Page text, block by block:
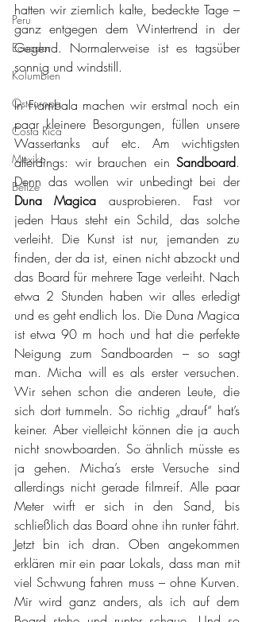
Peru
Ecuador
Kolumbien
Osteuropa
Costa Rica
Mexiko
Belize
hatten wir ziemlich kalte, bedeckte Tage –
ganz entgegen dem Wintertrend in der
Gegend. Normalerweise ist es tagsüber
sonnig und windstill.
In Fiambala machen wir erstmal noch ein
paar kleinere Besorgungen, füllen unsere
Wassertanks auf etc. Am wichtigsten
allerdings: wir brauchen ein Sandboard.
Denn das wollen wir unbedingt bei der
Duna Magica ausprobieren. Fast vor
jeden Haus steht ein Schild, das solche
verleiht. Die Kunst ist nur, jemanden zu
finden, der da ist, einen nicht abzockt und
das Board für mehrere Tage verleiht. Nach
etwa 2 Stunden haben wir alles erledigt
und es geht endlich los. Die Duna Magica
ist etwa 90 m hoch und hat die perfekte
Neigung zum Sandboarden – so sagt
man. Micha will es als erster versuchen.
Wir sehen schon die anderen Leute, die
sich dort tummeln. So richtig „drauf“ hat’s
keiner. Aber vielleicht können die ja auch
nicht snowboarden. So ähnlich müsste es
ja gehen. Micha’s erste Versuche sind
allerdings nicht gerade filmreif. Alle paar
Meter wirft er sich in den Sand, bis
schließlich das Board ohne ihn runter fährt.
Jetzt bin ich dran. Oben angekommen
erklären mir ein paar Lokals, dass man mit
viel Schwung fahren muss – ohne Kurven.
Mir wird ganz anders, als ich auf dem